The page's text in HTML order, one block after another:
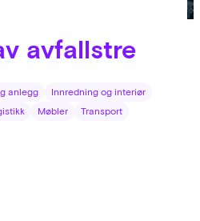
avfallstre
anlegg
Innredning og interiør
Møbler
Transport